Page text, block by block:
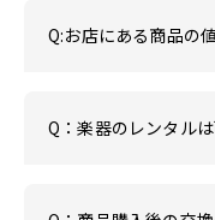
Q:お店にある商品の
Q：楽器のレンタル